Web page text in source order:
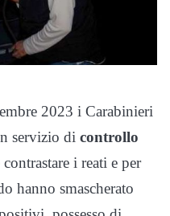
2023 i Carabinieri
servizio di controllo
i reati e per
hanno smascherato